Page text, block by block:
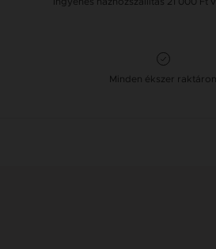
Minden ékszer raktáron